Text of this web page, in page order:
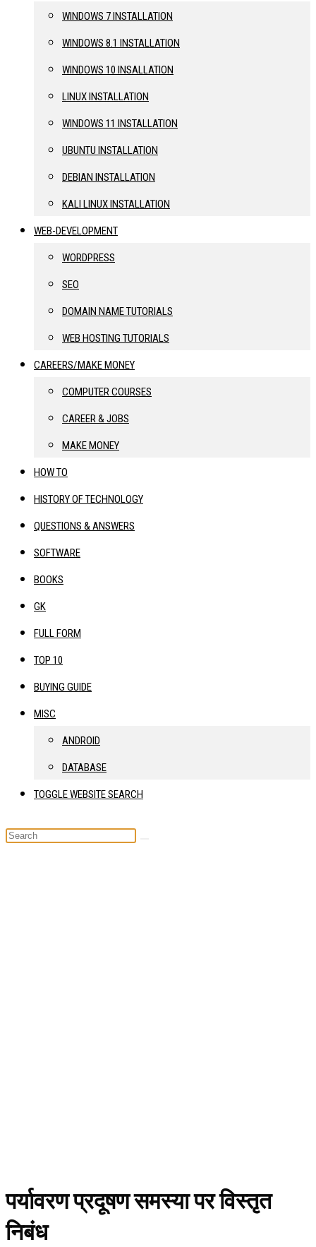
WINDOWS 7 INSTALLATION
WINDOWS 8.1 INSTALLATION
WINDOWS 10 INSALLATION
LINUX INSTALLATION
WINDOWS 11 INSTALLATION
UBUNTU INSTALLATION
DEBIAN INSTALLATION
KALI LINUX INSTALLATION
WEB-DEVELOPMENT
WORDPRESS
SEO
DOMAIN NAME TUTORIALS
WEB HOSTING TUTORIALS
CAREERS/MAKE MONEY
COMPUTER COURSES
CAREER & JOBS
MAKE MONEY
HOW TO
HISTORY OF TECHNOLOGY
QUESTIONS & ANSWERS
SOFTWARE
BOOKS
GK
FULL FORM
TOP 10
BUYING GUIDE
MISC
ANDROID
DATABASE
TOGGLE WEBSITE SEARCH
पर्यावरण प्रदूषण समस्या पर विस्तृत
निबंध